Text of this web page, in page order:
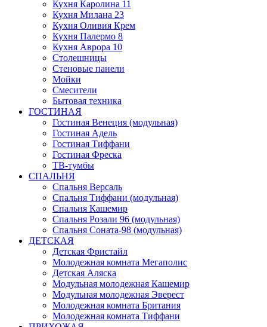
Кухня Каролина 11
Кухня Милана 23
Кухня Оливия Крем
Кухня Палермо 8
Кухня Аврора 10
Столешницы
Стеновые панели
Мойки
Смесители
Бытовая техника
ГОСТИНАЯ
Гостиная Венеция (модульная)
Гостиная Адель
Гостиная Тиффани
Гостиная Фреска
ТВ-тумбы
СПАЛЬНЯ
Спальня Версаль
Спальня Тиффани (модульная)
Спальня Кашемир
Спальня Розали 96 (модульная)
Спальня Соната-98 (модульная)
ДЕТСКАЯ
Детская Фристайл
Молодежная комната Мегаполис
Детская Аляска
Модульная молодежная Кашемир
Модульная молодежная Эверест
Молодежная комната Британия
Молодежная комната Тиффани